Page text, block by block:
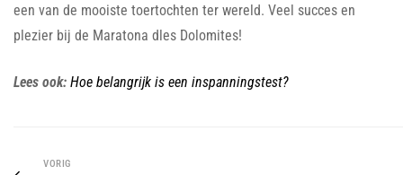
een van de mooiste toertochten ter wereld. Veel succes en
plezier bij de Maratona dles Dolomites!
Lees ook: Hoe belangrijk is een inspanningstest?
VORIG